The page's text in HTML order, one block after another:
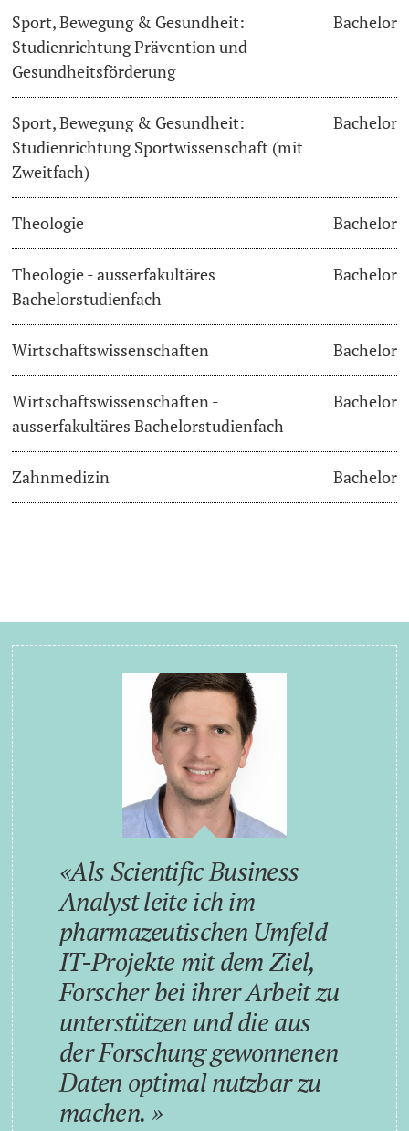
Sport, Bewegung & Gesundheit:
Studienrichtung Prävention und
Gesundheitsförderung
Bachelor
Sport, Bewegung & Gesundheit:
Studienrichtung Sportwissenschaft (mit
Zweitfach)
Bachelor
Theologie Bachelor
Theologie - ausserfakultäres
Bachelorstudienfach
Bachelor
Wirtschaftswissenschaften Bachelor
Wirtschaftswissenschaften -
ausserfakultäres Bachelorstudienfach
Bachelor
Zahnmedizin Bachelor
Als Scientific Business
Analyst leite ich im
pharmazeutischen Umfeld
IT-Projekte mit dem Ziel,
Forscher bei ihrer Arbeit zu
unterstützen und die aus
der Forschung gewonnenen
Daten optimal nutzbar zu
machen.